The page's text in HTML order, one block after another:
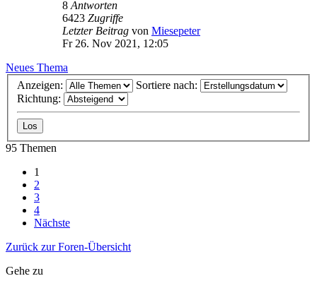
8 Antworten
6423 Zugriffe
Letzter Beitrag von Miesepeter
Fr 26. Nov 2021, 12:05
Neues Thema
Anzeigen:
Sortiere nach:
Richtung:
95 Themen
1
2
3
4
Nächste
Zurück zur Foren-Übersicht
Gehe zu